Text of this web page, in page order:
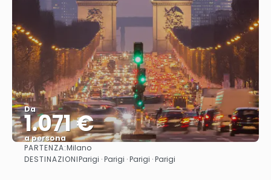
Da
1.071 €
a persona
Vedere
PARTENZA:Milano
DESTINAZIONIParigi · Parigi · Parigi · Parigi